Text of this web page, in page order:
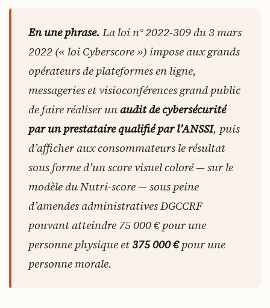
En une phrase. La loi n° 2022-309 du 3 mars
2022 (« loi Cyberscore ») impose aux grands
opérateurs de plateformes en ligne,
messageries et visioconférences grand public
de faire réaliser unaudit de cybersécurité
par un prestataire qualifié par l’ANSSI, puis
d’afficher aux consommateurs le résultat
sous forme d’un score visuel coloré — sur le
modèle du Nutri-score — sous peine
d’amendes administratives DGCCRF
pouvant atteindre 75 000 € pour une
personne physique et 375 000 €pour une
personne morale.